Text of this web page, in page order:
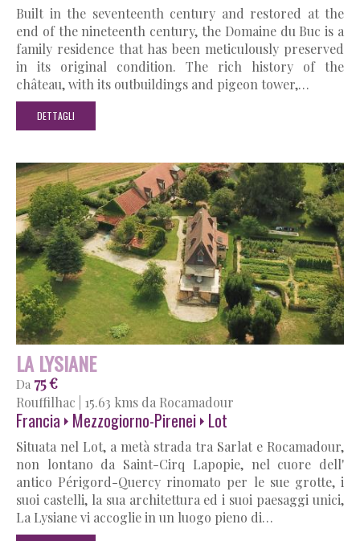
Built in the seventeenth century and restored at the
end of the nineteenth century, the Domaine du Buc is a
family residence that has been meticulously preserved
in its original condition. The rich history of the
château, with its outbuildings and pigeon tower,…
DETTAGLI
LA LYSIANE
Da 75 €
Rouffilhac 15.63 kms da Rocamadour
Francia Mezzogiorno-Pirenei Lot
Situata nel Lot, a metà strada tra Sarlat e Rocamadour,
non lontano da Saint-Cirq Lapopie, nel cuore dell'
antico Périgord-Quercy rinomato per le sue grotte, i
suoi castelli, la sua architettura ed i suoi paesaggi unici,
La Lysiane vi accoglie in un luogo pieno di…